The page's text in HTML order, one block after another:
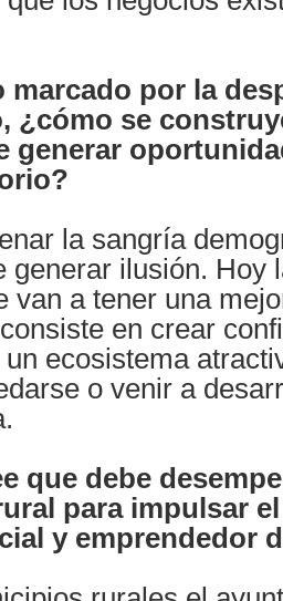
marcado por la
¿cómo se
generar
la sangría
generar ilusión. Hoy
van a tener una
en crear
ecosistema
o venir a
que debe
para impulsar
y emprendedor